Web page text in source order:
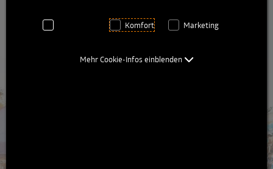
Komfort Marketing
Mehr Cookie-Infos einblenden